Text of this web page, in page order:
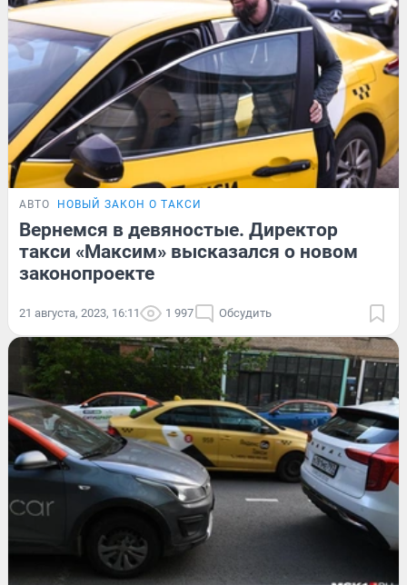
АВТО НОВЫЙ ЗАКОН О ТАКСИ
Вернемся в девяностые. Директор
такси «Максим» высказался о новом
законопроекте
21 августа, 2023, 16:11 1 997 Обсудить